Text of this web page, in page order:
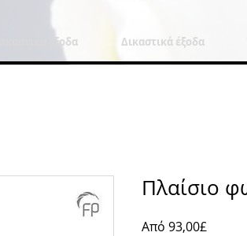
Δικαστικά έξοδα Δικαστικά έξοδα
Πλαίσιο
Από 93,00£